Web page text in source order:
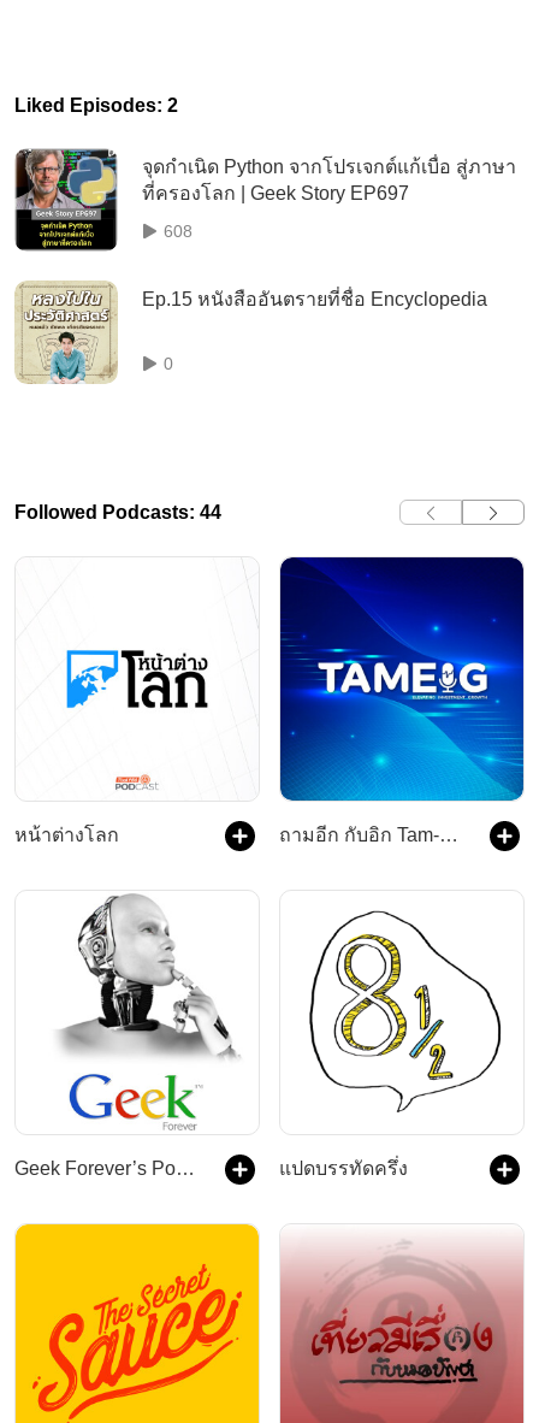
Liked Episodes: 2
จุดกำเนิด Python จากโปรเจกต์แก้เบื่อ สู่ภาษา
ที่ครองโลก | Geek Story EP697
608
Ep.15 หนังสืออันตรายที่ชื่อ Encyclopedia
0
Followed Podcasts: 44
หน้าต่างโลก ถามอีก กับอิก Tam-Eig
Geek Forever’s Podcast แปดบรรทัดครึ่ง